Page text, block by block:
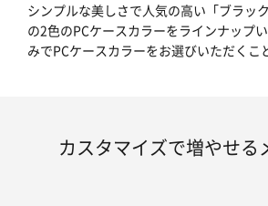
シンプルな美しさで人気の高い「ブラッ
の2色のPCケースカラーをラインナップ
みでPCケースカラーをお選びいただくこ
カスタマイズで増やせる